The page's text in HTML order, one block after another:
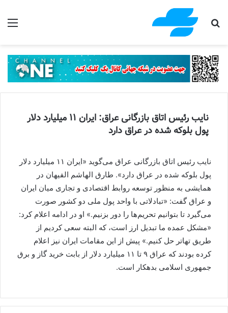
جستجو برای
نایب رئیس اتاق بازرگانی عراق: ایران ۱۱ میلیارد دلار
پول بلوکه شده در عراق دارد
نایب رئیس اتاق بازرگانی عراق می‌گوید «ایران ۱۱ میلیارد دلار
پول بلوکه شده در عراق دارد». طارق الهاشم الفیهان در
همایشی به منظور توسعه روابط اقتصادی و تجاری میان ایران
و عراق گفت: «تبادلاتی با واحد پول ملی دو کشور صورت
می‌گیرد تا بتوانیم تحریم‌ها را دور بزنیم.» او در ادامه اعلام کرد:
«مشکل عمده ما تبدیل ارز است، که البته سعی کردیم از
طریق تهاتر حل کنیم.»‌ پیش از این مقامات ایران نیز اعلام
کرده بودند که عراق ۹ تا ۱۱ میلیارد دلار از بابت خرید گاز و برق
جمهوری اسلامی بدهکار است.